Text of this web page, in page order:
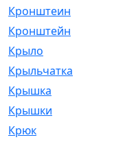
Кронштеин
Кронштейн
Крыло
Крыльчатка
Крышка
Крышки
Крюк